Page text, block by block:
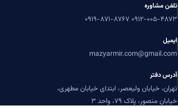
تلفن مشاوره
۰۹۱۲-۰۰۵-۴۸۷۳ ۰۹۱۹-۸۷۱-۸۷۶۷
ایمیل
mazyarmir.com@gmail.com
آدرس دفتر
تهران، خیابان ولیعصر، ابتدای خیابان مطهری،
خیابان منصور، پلاک ۷۹، واحد ۳